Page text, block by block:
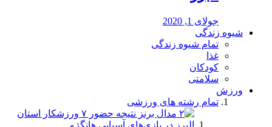
جولای 1, 2020
شیوه زندگی
تمام شیوه زندگی
غذا
کودکان
سلامتی
ورزش
تمام رشته های ورزشی